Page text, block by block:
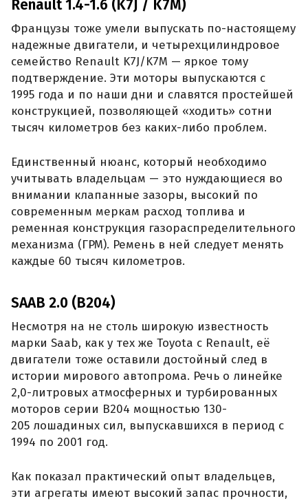
Renault 1.4-1.6 (K7J / K7M)
Французы тоже умели выпускать по-настоящему
надежные двигатели, и четырехцилиндровое
семейство Renault K7J/K7M — яркое тому
подтверждение. Эти моторы выпускаются с
1995 года и по наши дни и славятся простейшей
конструкцией, позволяющей «ходить» сотни
тысяч километров без каких-либо проблем.
Единственный нюанс, который необходимо
учитывать владельцам — это нуждающиеся во
внимании клапанные зазоры, высокий по
современным меркам расход топлива и
ременная конструкция газораспределительного
механизма (ГРМ). Ремень в ней следует менять
каждые 60 тысяч километров.
SAAB 2.0 (B204)
Несмотря на не столь широкую известность
марки Saab, как у тех же Toyota с Renault, её
двигатели тоже оставили достойный след в
истории мирового автопрома. Речь о линейке
2,0-литровых атмосферных и турбированных
моторов серии B204 мощностью 130-
205 лошадиных сил, выпускавшихся в период с
1994 по 2001 год.
Как показал практический опыт владельцев,
эти агрегаты имеют высокий запас прочности,